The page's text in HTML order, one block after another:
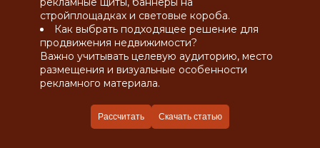
стройплощадках и световые короба.
Как выбрать подходящее решение для
продвижения недвижимости?
Важно учитывать целевую аудиторию, место
размещения и визуальные особенности
рекламного материала.
Рассчитать Скачать статью